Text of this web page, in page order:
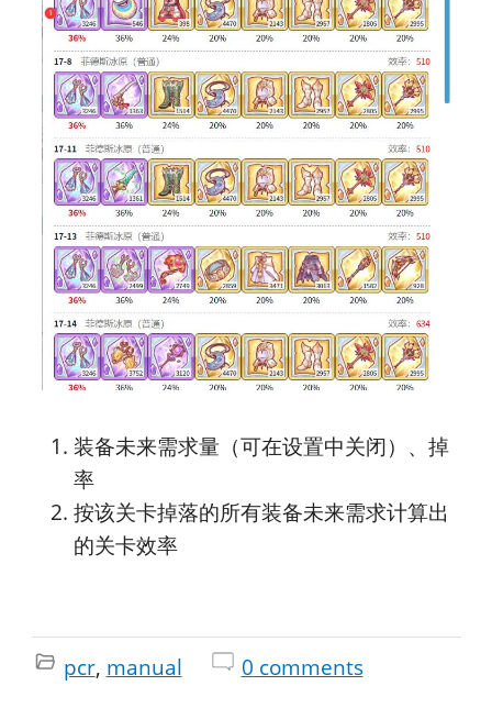
装备未来需求量（可在设置中关闭）、掉
率
按该关卡掉落的所有装备未来需求计算出
的关卡效率
pcr manual 0 comments